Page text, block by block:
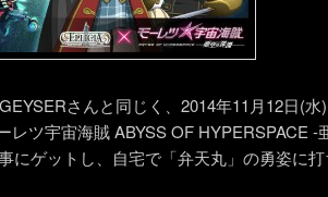
さんと同じく、2014年11月12日(水)
レツ宇宙海賊 ABYSS OF HYPERSPACE -
にゲットし、自宅で「弁天丸」の勇姿に打